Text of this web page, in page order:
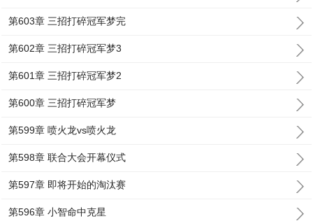
第603章 三招打碎冠军梦完
第602章 三招打碎冠军梦3
第601章 三招打碎冠军梦2
第600章 三招打碎冠军梦
第599章 喷火龙vs喷火龙
第598章 联合大会开幕仪式
第597章 即将开始的淘汰赛
第596章 小智命中克星